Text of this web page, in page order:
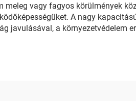
meleg vagy fagyos körülmények
A nagy
javulásával, a környezetvédelem